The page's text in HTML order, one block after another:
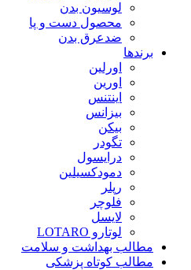
لوسیون بدن
محصول دست و پا
ضدعرق بدن
برندها
اورلین
اورین
اینتنس
بیزانس
بیکن
تگودر
درایسول
دمودکسیلین
رپلر
فلوچر
لایسل
لوتارو LOTARO
مطالب بهداشت و سلامت
مطالب کوتاه پزشکی